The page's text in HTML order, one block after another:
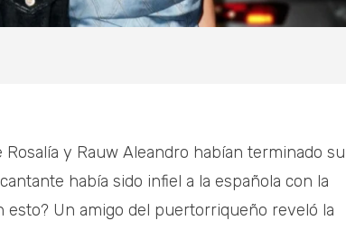
y Rauw Aleandro habían terminado su
había sido infiel a la española con la
esto? Un amigo del puertorriqueño reveló la